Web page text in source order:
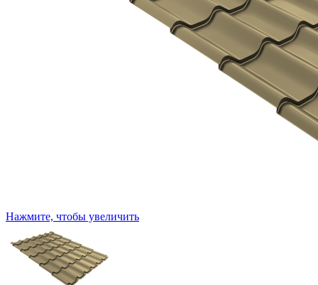
Нажмите, чтобы увеличить